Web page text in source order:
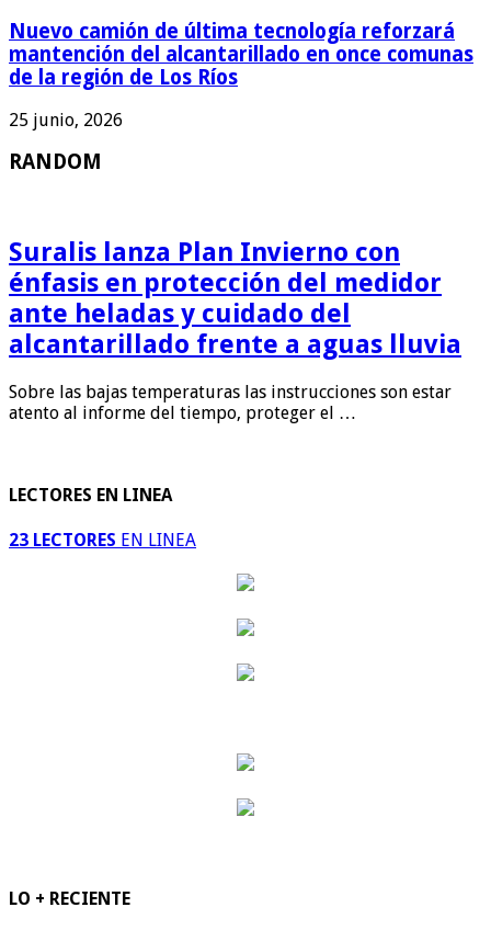
Nuevo camión de última tecnología reforzará
mantención del alcantarillado en once comunas
de la región de Los Ríos
25 junio, 2026
RANDOM
Suralis lanza Plan Invierno con
énfasis en protección del medidor
ante heladas y cuidado del
alcantarillado frente a aguas lluvia
Sobre las bajas temperaturas las instrucciones son estar
atento al informe del tiempo, proteger el …
LECTORES EN LINEA
23 LECTORES EN LINEA
LO + RECIENTE